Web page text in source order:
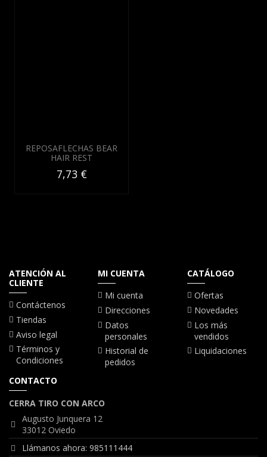
REPOSAFLECHAS BEAR
HAIR REST
7,73 €
ATENCIÓN AL
CLIENTE
Contáctenos
Tiendas
Aviso legal
Términos y
Condiciones
MI CUENTA
Mi cuenta
Direcciones
Datos
personales
Historial de
pedidos
CATÁLOGO
Ofertas
Novedades
Los más
vendidos
Liquidaciones
CONTACTO
CERRA TIRO CON ARCO
Augusto Junquera 12
33012 Oviedo
Llámanos ahora: 985111444